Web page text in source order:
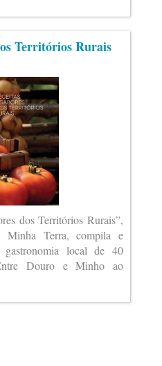
Territórios Rurais
dos Territórios Rurais”,
Minha Terra, compila e
local de 40
Douro e Minho ao